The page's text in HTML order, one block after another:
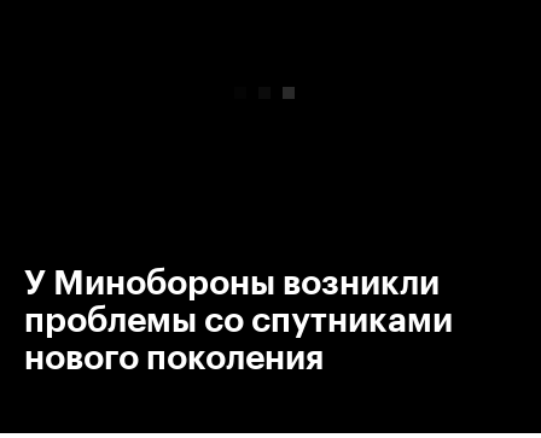
У Минобороны возникли
проблемы со спутниками
нового поколения